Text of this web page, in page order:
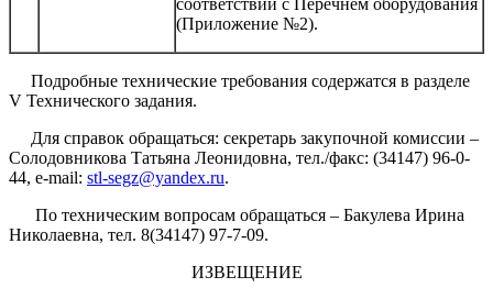
соответствии с Перечнем оборудования
(Приложение №2).
Подробные технические требования содержатся в разделе
V Технического задания.
Для справок обращаться: секретарь закупочной комиссии –
Солодовникова Татьяна Леонидовна, тел./факс: (34147) 96-0-
44, e-mail: stl-segz@yandex.ru.
По техническим вопросам обращаться – Бакулева Ирина
Николаевна, тел. 8(34147) 97-7-09.
ИЗВЕЩЕНИЕ